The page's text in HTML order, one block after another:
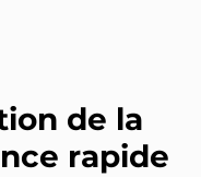
de la
rapide